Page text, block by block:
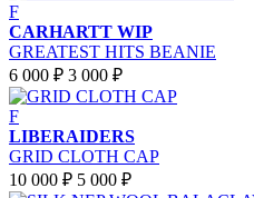
F
CARHARTT WIP
GREATEST HITS BEANIE
6 000 ₽ 3 000 ₽
F
LIBERAIDERS
GRID CLOTH CAP
10 000 ₽ 5 000 ₽